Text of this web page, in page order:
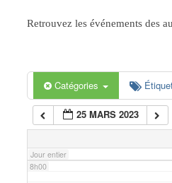
Retrouvez les événements des
Catégories
25 MARS 2023
Jour entier
6h00
7h00
8h00